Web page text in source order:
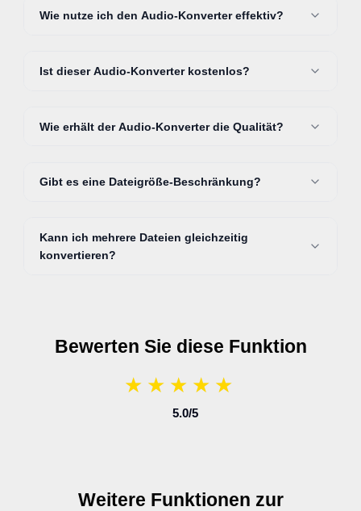
Wie nutze ich den Audio-Konverter effektiv?
Ist dieser Audio-Konverter kostenlos?
Wie erhält der Audio-Konverter die Qualität?
Gibt es eine Dateigröße-Beschränkung?
Kann ich mehrere Dateien gleichzeitig
konvertieren?
Bewerten Sie diese Funktion
★ ★ ★ ★ ★
★ ★ ★ ★ ★
5.0/5
Weitere Funktionen zur